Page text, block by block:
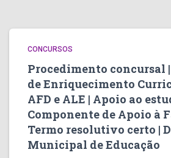
CONCURSOS
Procedimento concursal
de Enriquecimento
AFD e ALE | Apoio ao
Componente de Apoio à
Termo resolutivo certo |
Municipal de Educação